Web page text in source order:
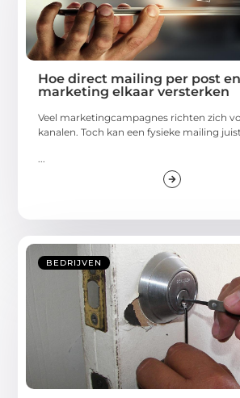
Hoe direct mailing per post
marketing elkaar versterken
Veel marketingcampagnes richten zich
kanalen. Toch kan een fysieke mailing
BEDRIJVEN